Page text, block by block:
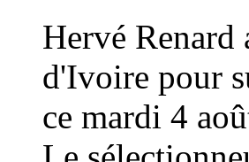
Hervé Renard
d'Ivoire pour
ce mardi 4